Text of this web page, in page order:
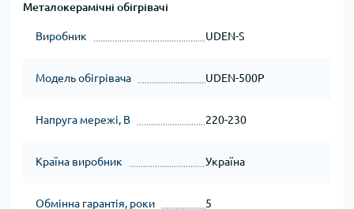
Металокерамічні обігрівачі
Виробник UDEN-S
Модель обігрівача UDEN-500P
Напруга мережі, В 220-230
Країна виробник Україна
Обмінна гарантія, роки 5